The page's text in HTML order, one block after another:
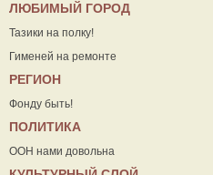
ЛЮБИМЫЙ ГОРОД
Тазики на полку!
Гименей на ремонте
РЕГИОН
Фонду быть!
ПОЛИТИКА
ООН нами довольна